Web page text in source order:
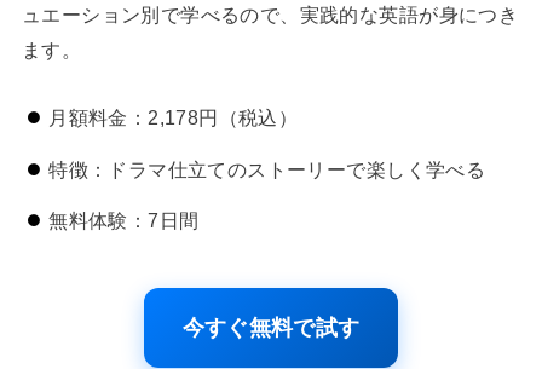
ュエーション別で学べるので、実践的な英語が身につき
ます。
月額料金：2,178円（税込）
特徴：ドラマ仕立てのストーリーで楽しく学べる
無料体験：7日間
今すぐ無料で試す